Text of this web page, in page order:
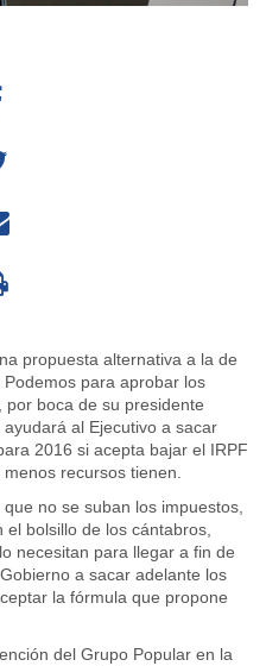
propuesta alternativa a la de
para aprobar los
por boca de su presidente
al Ejecutivo a sacar
2016 si acepta bajar el IRPF
recursos tienen.
no se suban los impuestos,
bolsillo de los cántabros,
necesitan para llegar a fin de
a sacar adelante los
la fórmula que propone
del Grupo Popular en la